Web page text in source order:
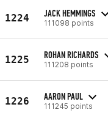
1224 JACK HEMMINGS
111098 points
1225 ROHAN RICHARDS
111208 points
1226 AARON PAUL
111245 points